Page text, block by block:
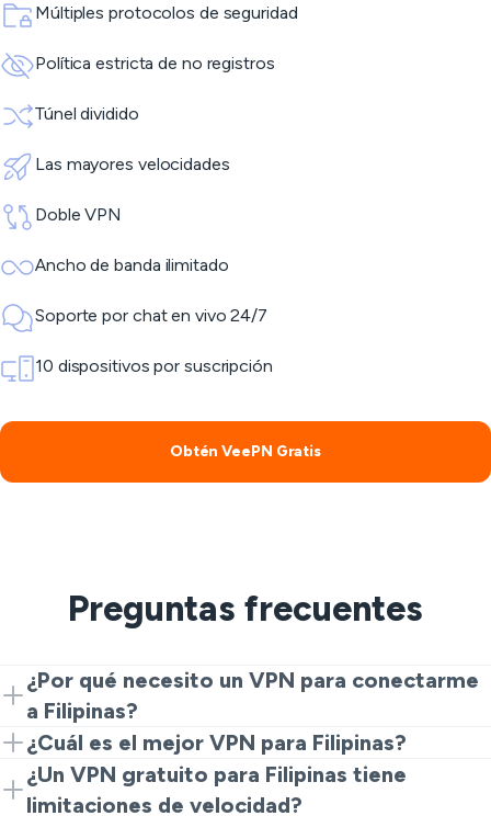
Múltiples protocolos de seguridad
Política estricta de no registros
Túnel dividido
Las mayores velocidades
Doble VPN
Ancho de banda ilimitado
Soporte por chat en vivo 24/7
10 dispositivos por suscripción
Obtén VeePN Gratis
Preguntas frecuentes
¿Por qué necesito un VPN para conectarme
a Filipinas?
Si estás en el extranjero y necesitas acceder a
servicios locales, un VPN para conectarte a Filipinas te
da presencia local y mantiene tu actividad segura.
¿Cuál es el mejor VPN para Filipinas?
VeePN es considerado uno de los mejores VPN para
Filipinas debido a su robusta seguridad, velocidad fiable
¿Un VPN gratuito para Filipinas tiene
limitaciones de velocidad?